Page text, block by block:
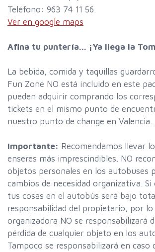
Teléfono: 963 74 11 56.
Ver en google maps
Afina tu puntería... ¡Ya llega la
La bebida, comida y taquillas
Fun Zone NO está incluido en este
pueden adquirir comprando los
tickets en el mismo punto de
nuestro punto de change en Valencia.
Importante: Recomendamos llevar
enseres más imprescindibles. NO
objetos personales en los autobuses
cambios de necesidad organizativa. Si
tus cosas en el autobús será bajo total
responsabilidad del propietario, por lo
organizadora NO se responsabilizará
pérdida de cualquier objeto en los
Tampoco se responsabilizará en caso